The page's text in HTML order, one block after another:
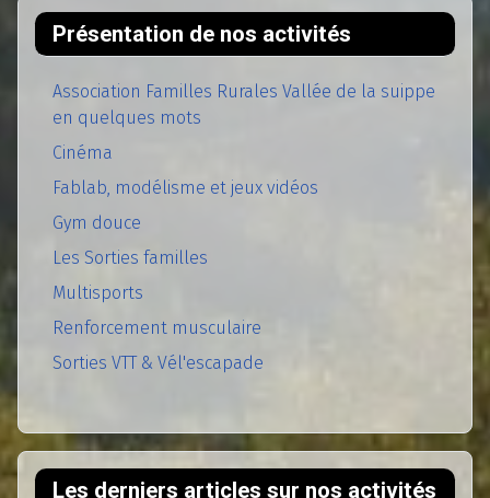
Présentation de nos activités
Association Familles Rurales Vallée de la suippe
en quelques mots
Cinéma
Fablab, modélisme et jeux vidéos
Gym douce
Les Sorties familles
Multisports
Renforcement musculaire
Sorties VTT & Vél'escapade
Les derniers articles sur nos activités